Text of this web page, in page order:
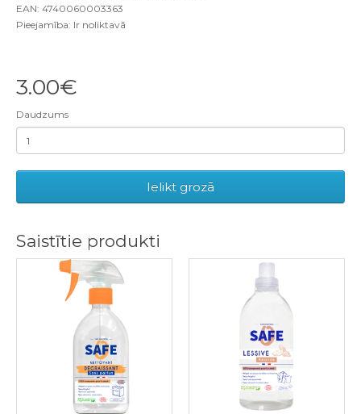
EAN: 4740060003363
Pieejamība: Ir noliktavā
3.00€
Daudzums
Ielikt grozā
Saistītie produkti